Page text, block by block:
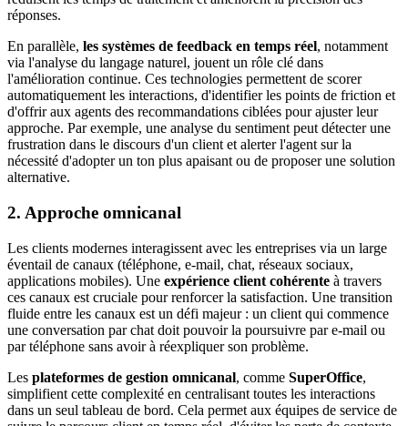
réponses.
En parallèle, les systèmes de feedback en temps réel, notamment
via l'analyse du langage naturel, jouent un rôle clé dans
l'amélioration continue. Ces technologies permettent de scorer
automatiquement les interactions, d'identifier les points de friction et
d'offrir aux agents des recommandations ciblées pour ajuster leur
approche. Par exemple, une analyse du sentiment peut détecter une
frustration dans le discours d'un client et alerter l'agent sur la
nécessité d'adopter un ton plus apaisant ou de proposer une solution
alternative.
2. Approche omnicanal
Les clients modernes interagissent avec les entreprises via un large
éventail de canaux (téléphone, e-mail, chat, réseaux sociaux,
applications mobiles). Une expérience client cohérente à travers
ces canaux est cruciale pour renforcer la satisfaction. Une transition
fluide entre les canaux est un défi majeur : un client qui commence
une conversation par chat doit pouvoir la poursuivre par e-mail ou
par téléphone sans avoir à réexpliquer son problème.
Les plateformes de gestion omnicanal, comme SuperOffice,
simplifient cette complexité en centralisant toutes les interactions
dans un seul tableau de bord. Cela permet aux équipes de service de